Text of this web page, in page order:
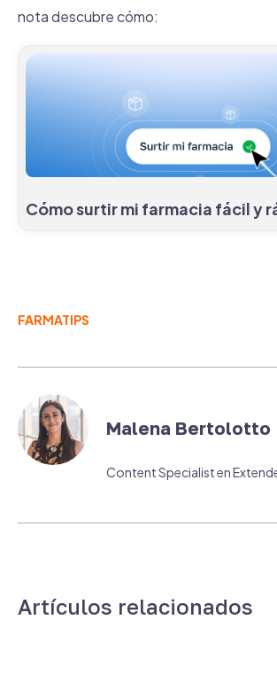
nota descubre cómo:
Cómo surtir mi farmacia fácil y
FARMATIPS
Malena Bertolotto
Content Specialist en
Artículos relacionados